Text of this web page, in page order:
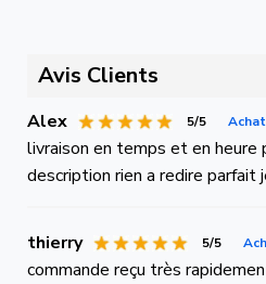
Avis Clients
Alex 5/5
livraison en temps et en heure
description rien a redire parfait
thierry 5/5
commande reçu très